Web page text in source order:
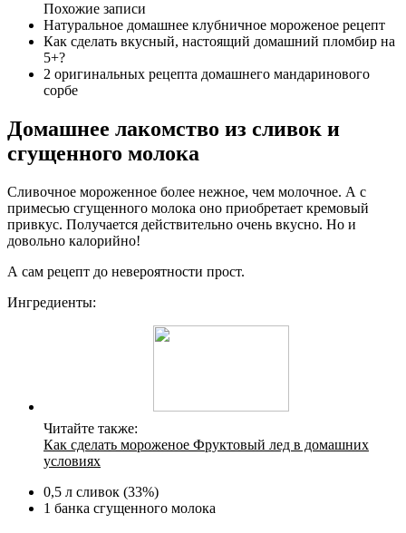
Похожие записи
Натуральное домашнее клубничное мороженое рецепт
Как сделать вкусный, настоящий домашний пломбир на
5+?
2 оригинальных рецепта домашнего мандаринового
сорбе
Домашнее лакомство из сливок и
сгущенного молока
Сливочное мороженное более нежное, чем молочное. А с
примесью сгущенного молока оно приобретает кремовый
привкус. Получается действительно очень вкусно. Но и
довольно калорийно!
А сам рецепт до невероятности прост.
Ингредиенты:
Читайте также:
Как сделать мороженое Фруктовый лед в домашних
условиях
0,5 л сливок (33%)
1 банка сгущенного молока